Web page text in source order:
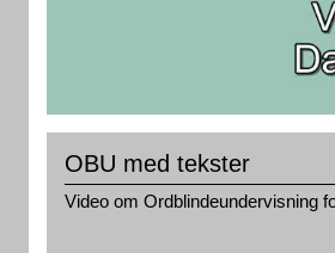
OBU med tekster
Video om Ordblindeundervisning